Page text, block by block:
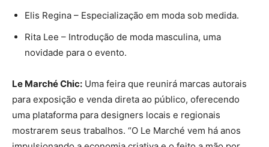
Elis Regina – Especialização em moda sob medida.
Rita Lee – Introdução de moda masculina, uma
novidade para o evento.
Le Marché Chic: Uma feira que reunirá marcas autorais
para exposição e venda direta ao público, oferecendo
uma plataforma para designers locais e regionais
mostrarem seus trabalhos. “O Le Marché vem há anos